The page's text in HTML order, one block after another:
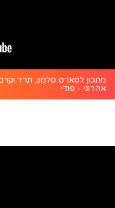
מתכון לטארט סלמון, תרד
אהרוני - פודי